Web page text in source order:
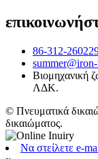
86-312-
Βιομηχανική
ΛΔΚ.
© Πνευματικά
δικαιώματος.
Να στείλετε e-